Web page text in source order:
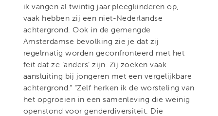
ik vangen al twintig jaar pleegkinderen op,
vaak hebben zij een niet-Nederlandse
achtergrond. Ook in de gemengde
Amsterdamse bevolking zie je dat zij
regelmatig worden geconfronteerd met het
feit dat ze ‘anders’ zijn. Zij zoeken vaak
aansluiting bij jongeren met een vergelijkbare
achtergrond.” “Zelf herken ik de worsteling van
het opgroeien in een samenleving die weinig
openstond voor genderdiversiteit. Die